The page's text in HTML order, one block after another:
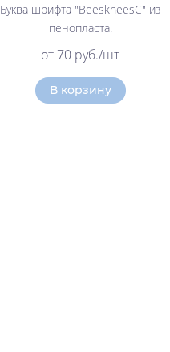
Буква шрифта "BeeskneesC" из
пенопласта.
от 70 руб./шт
В корзину